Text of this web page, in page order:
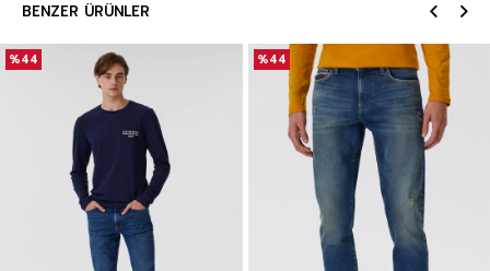
BENZER ÜRÜNLER
%44 %44